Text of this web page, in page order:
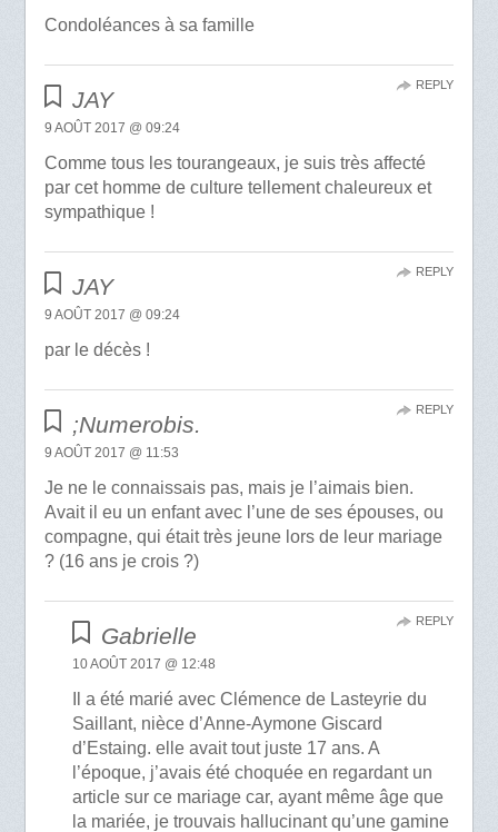
Condoléances à sa famille
JAY
9 AOÛT 2017 @ 09:24
Comme tous les tourangeaux, je suis très affecté
par cet homme de culture tellement chaleureux et
sympathique !
REPLY
JAY
9 AOÛT 2017 @ 09:24
par le décès !
REPLY
;Numerobis.
9 AOÛT 2017 @ 11:53
Je ne le connaissais pas, mais je l’aimais bien.
Avait il eu un enfant avec l’une de ses épouses, ou
compagne, qui était très jeune lors de leur mariage
? (16 ans je crois ?)
REPLY
Gabrielle
10 AOÛT 2017 @ 12:48
Il a été marié avec Clémence de Lasteyrie du
Saillant, nièce d’Anne-Aymone Giscard
d’Estaing. elle avait tout juste 17 ans. A
l’époque, j’avais été choquée en regardant un
article sur ce mariage car, ayant même âge que
la mariée, je trouvais hallucinant qu’une gamine
REPLY